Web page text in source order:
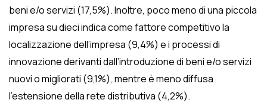
beni e/o servizi (17,5%). Inoltre, poco meno di una piccola
impresa su dieci indica come fattore competitivo la
localizzazione dell’impresa (9,4%) e i processi di
innovazione derivanti dall’introduzione di beni e/o servizi
nuovi o migliorati (9,1%), mentre è meno diffusa
l’estensione della rete distributiva (4,2%).